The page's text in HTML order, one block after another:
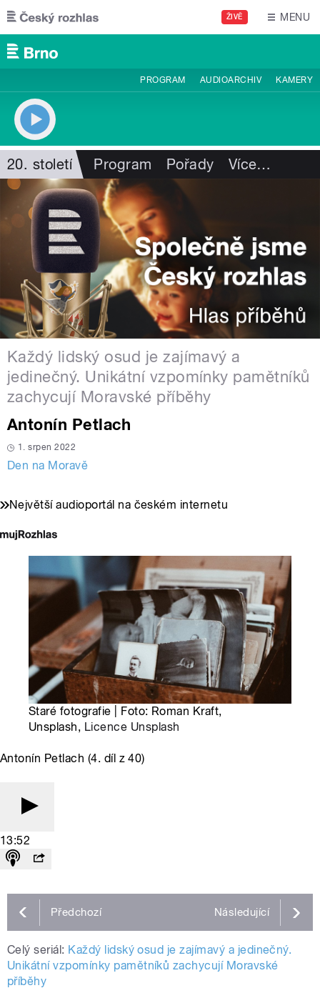
Přejít k hlavnímu obsahu
ŽIVĚ MENU
PROGRAM AUDIOARCHIV KAMERY
20. století Program Pořady Více…
Každý lidský osud je zajímavý a
jedinečný. Unikátní vzpomínky pamětníků
zachycují Moravské příběhy
Antonín Petlach
1. srpen 2022
Den na Moravě
Největší audioportál na českém internetu
Staré fotografie | Foto: Roman Kraft,
Unsplash, Licence Unsplash
Antonín Petlach (4. díl z 40)
13:52
Předchozí Následující
Celý seriál: Každý lidský osud je zajímavý a jedinečný.
Unikátní vzpomínky pamětníků zachycují Moravské
příběhy